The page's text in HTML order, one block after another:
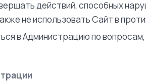
действий, способных
не использовать Сайт в
в Администрацию по вопросам,